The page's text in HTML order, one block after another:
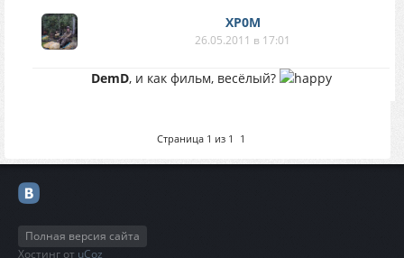
XP0M
26.05.2011 в 17:01
DemD, и как фильм, весёлый?
Страница 1 из 1 1
Полная версия сайта
Хостинг от uCoz